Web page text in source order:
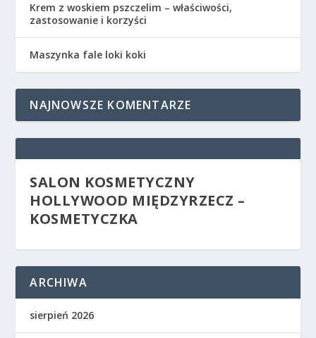
Krem z woskiem pszczelim – właściwości,
zastosowanie i korzyści
Maszynka fale loki koki
NAJNOWSZE KOMENTARZE
SALON KOSMETYCZNY
HOLLYWOOD MIĘDZYRZECZ –
KOSMETYCZKA
ARCHIWA
sierpień 2026